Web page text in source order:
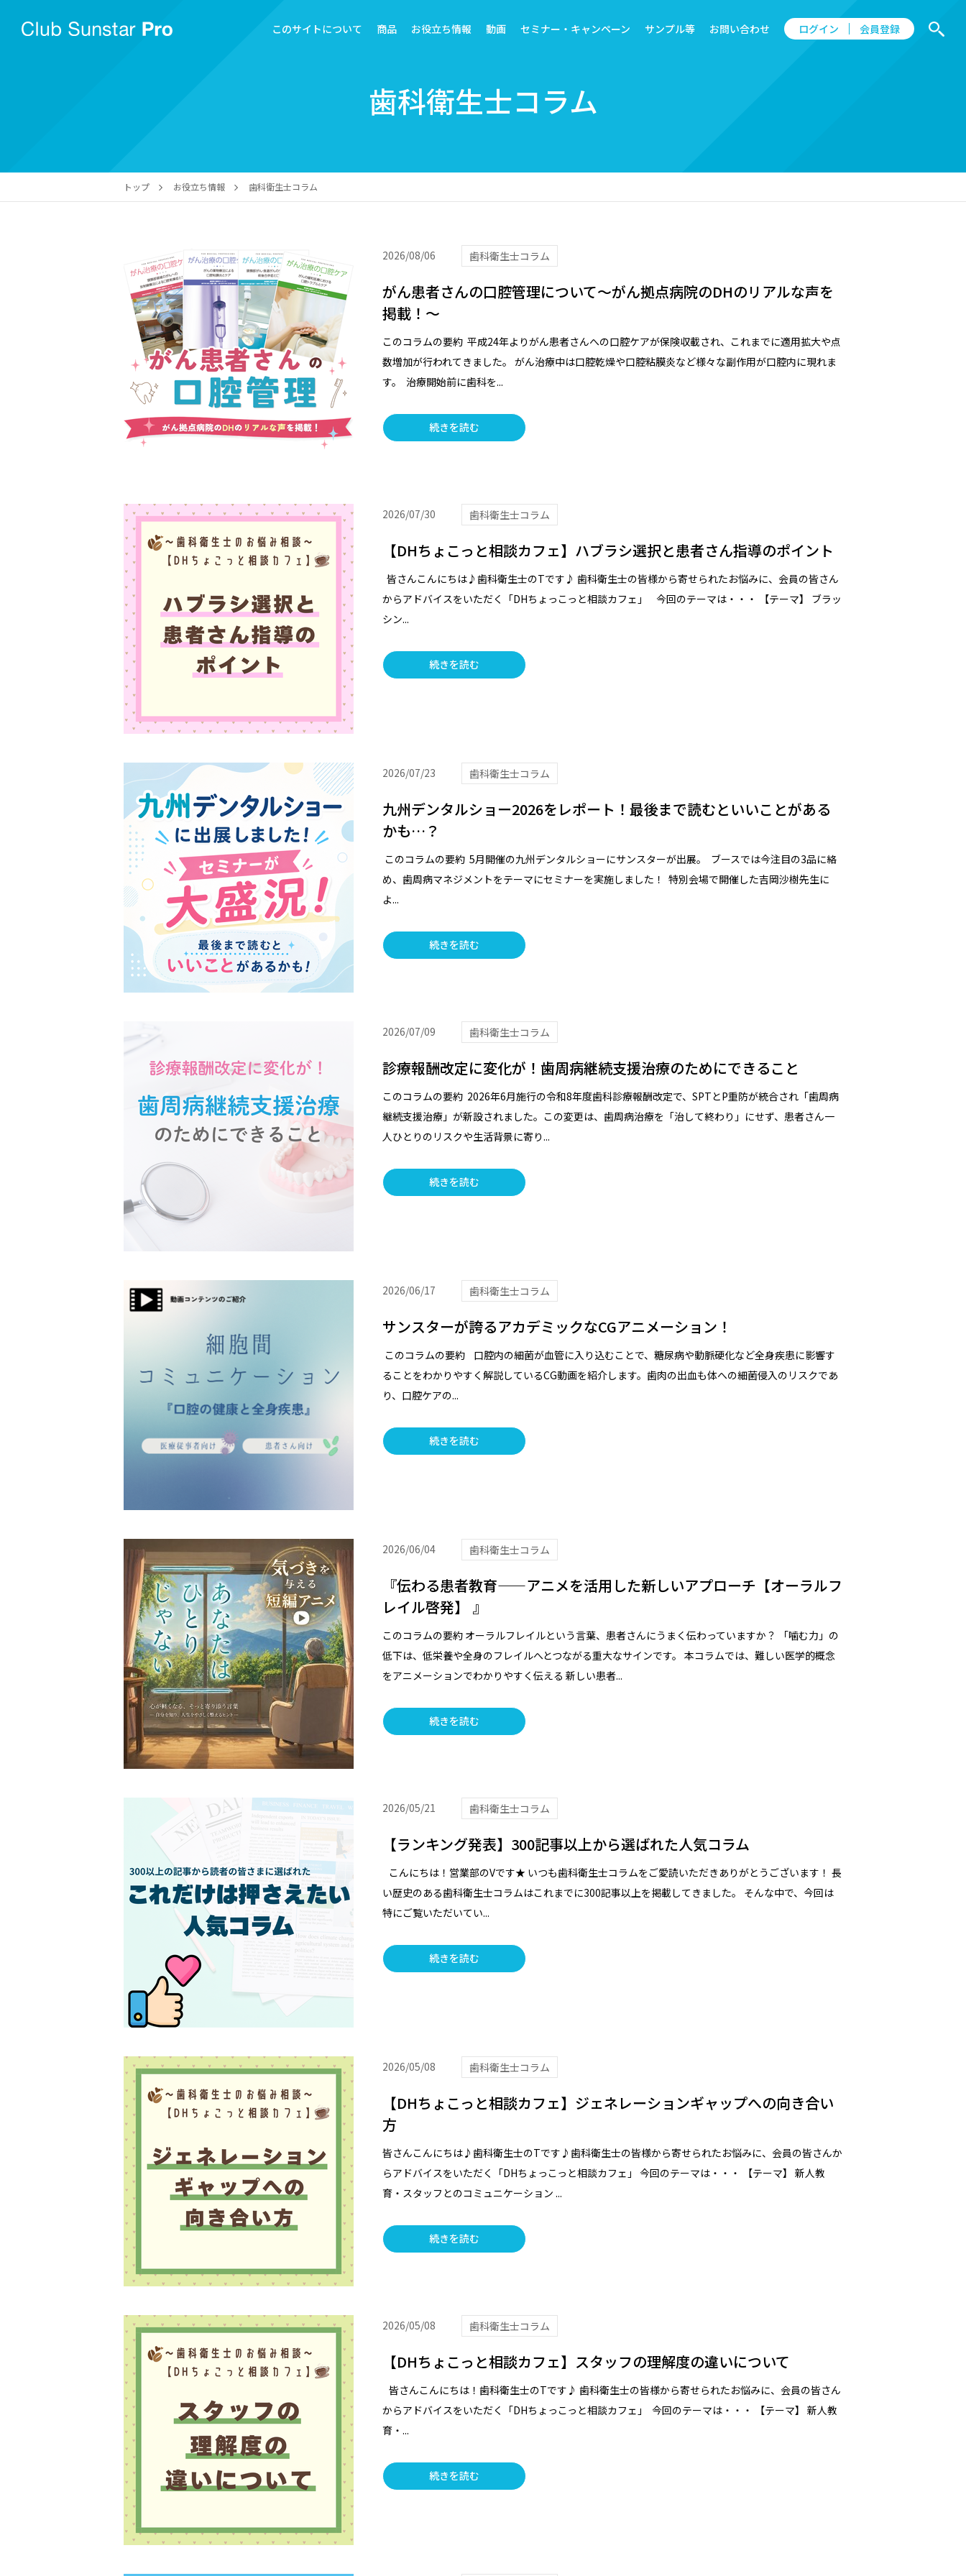
このサイトについて 商品 お役立ち情報 動画 セミナー・キャンペーン サンプル等 お問い合わせ ログイン 会員登録
歯科衛生士コラム
トップ お役立ち情報 歯科衛生士コラム
2026/08/06 歯科衛生士コラム
がん患者さんの口腔管理について～がん拠点病院のDHのリアルな声を
掲載！～
このコラムの要約 平成24年よりがん患者さんへの口腔ケアが保険収載され、これまでに適用拡大や点
数増加が行われてきました。 がん治療中は口腔乾燥や口腔粘膜炎など様々な副作用が口腔内に現れま
す。 治療開始前に歯科を...
続きを読む
2026/07/30 歯科衛生士コラム
【DHちょこっと相談カフェ】ハブラシ選択と患者さん指導のポイント
皆さんこんにちは♪歯科衛生士のTです♪ 歯科衛生士の皆様から寄せられたお悩みに、会員の皆さん
からアドバイスをいただく「DHちょっこっと相談カフェ」 今回のテーマは・・・ 【テーマ】 ブラッ
シン...
続きを読む
2026/07/23 歯科衛生士コラム
九州デンタルショー2026をレポート！最後まで読むといいことがある
かも…？
このコラムの要約 5月開催の九州デンタルショーにサンスターが出展。 ブースでは今注目の3品に絡
め、歯周病マネジメントをテーマにセミナーを実施しました！ 特別会場で開催した吉岡沙樹先生に
よ...
続きを読む
2026/07/09 歯科衛生士コラム
診療報酬改定に変化が！歯周病継続支援治療のためにできること
このコラムの要約 2026年6月施行の令和8年度歯科診療報酬改定で、SPTとP重防が統合され「歯周病
継続支援治療」が新設されました。この変更は、歯周病治療を「治して終わり」にせず、患者さん一
人ひとりのリスクや生活背景に寄り...
続きを読む
2026/06/17 歯科衛生士コラム
サンスターが誇るアカデミックなCGアニメーション！
このコラムの要約 口腔内の細菌が血管に入り込むことで、糖尿病や動脈硬化など全身疾患に影響す
ることをわかりやすく解説しているCG動画を紹介します。歯肉の出血も体への細菌侵入のリスクであ
り、口腔ケアの...
続きを読む
2026/06/04 歯科衛生士コラム
『伝わる患者教育——アニメを活用した新しいアプローチ【オーラルフ
レイル啓発】 』
このコラムの要約 オーラルフレイルという言葉、患者さんにうまく伝わっていますか？ 「噛む力」の
低下は、低栄養や全身のフレイルへとつながる重大なサインです。 本コラムでは、難しい医学的概念
をアニメーションでわかりやすく伝える 新しい患者...
続きを読む
2026/05/21 歯科衛生士コラム
【ランキング発表】300記事以上から選ばれた人気コラム
こんにちは！営業部のVです★ いつも歯科衛生士コラムをご愛読いただきありがとうございます！ 長
い歴史のある歯科衛生士コラムはこれまでに300記事以上を掲載してきました。 そんな中で、今回は
特にご覧いただいてい...
続きを読む
2026/05/08 歯科衛生士コラム
【DHちょこっと相談カフェ】ジェネレーションギャップへの向き合い
方
皆さんこんにちは♪歯科衛生士のTです♪歯科衛生士の皆様から寄せられたお悩みに、会員の皆さんか
らアドバイスをいただく「DHちょっこっと相談カフェ」 今回のテーマは・・・ 【テーマ】 新人教
育・スタッフとのコミュニケーション ...
続きを読む
2026/05/08 歯科衛生士コラム
【DHちょこっと相談カフェ】スタッフの理解度の違いについて
皆さんこんにちは！歯科衛生士のTです♪ 歯科衛生士の皆様から寄せられたお悩みに、会員の皆さん
からアドバイスをいただく「DHちょっこっと相談カフェ」 今回のテーマは・・・ 【テーマ】 新人教
育・...
続きを読む